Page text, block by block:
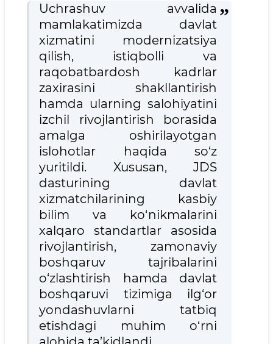
Uchrashuv avvalida
mamlakatimizda davlat
xizmatini modernizatsiya
qilish, istiqbolli va
raqobatbardosh kadrlar
zaxirasini shakllantirish
hamda ularning salohiyatini
izchil rivojlantirish borasida
amalga oshirilayotgan
islohotlar haqida so‘z
yuritildi. Xususan, JDS
dasturining davlat
xizmatchilarining kasbiy
bilim va ko‘nikmalarini
xalqaro standartlar asosida
rivojlantirish, zamonaviy
boshqaruv tajribalarini
o‘zlashtirish hamda davlat
boshqaruvi tizimiga ilg‘or
yondashuvlarni tatbiq
etishdagi muhim o‘rni